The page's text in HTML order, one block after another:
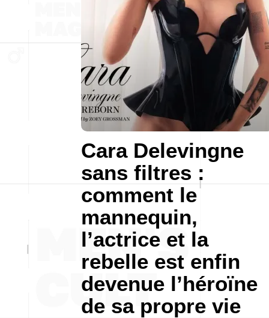
Cara Delevingne
sans filtres :
comment le
mannequin,
l’actrice et la
rebelle est enfin
devenue l’héroïne
de sa propre vie